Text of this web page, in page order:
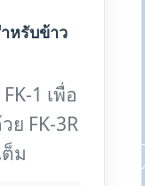
หรับข้าว
1 เพื่อ
ย FK-3R
ต็ม